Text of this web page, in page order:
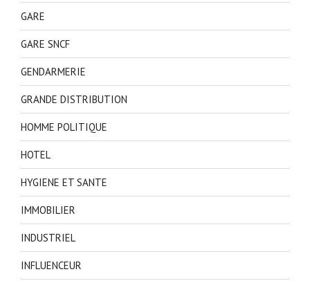
GARE
GARE SNCF
GENDARMERIE
GRANDE DISTRIBUTION
HOMME POLITIQUE
HOTEL
HYGIENE ET SANTE
IMMOBILIER
INDUSTRIEL
INFLUENCEUR